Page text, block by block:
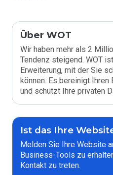
Über WOT
Wir haben mehr als 2
Tendenz steigend. WOT
Erweiterung, mit der Sie
können. Es bereinigt Ihren
und schützt Ihre privaten
Ist das Ihre
Melden Sie Ihre Website
Business-Tools zu
Kontakt zu treten.